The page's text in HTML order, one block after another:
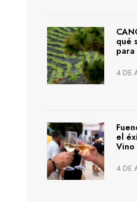
qué
para
4 DE
el
Vino
4 DE